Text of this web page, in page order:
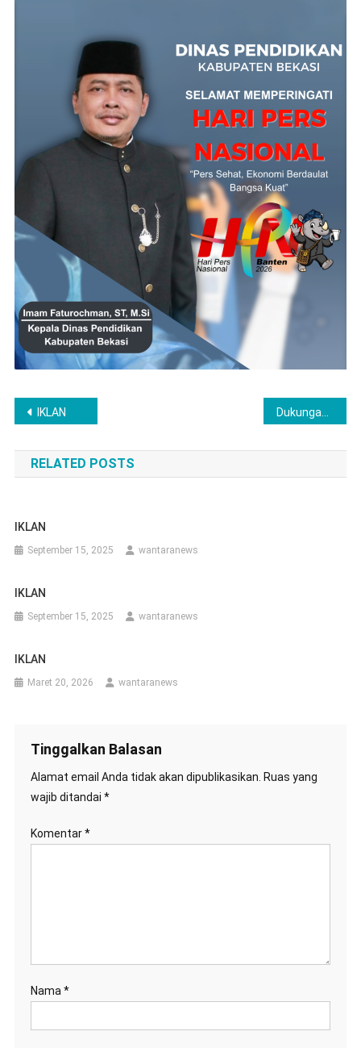
Navigasi
pos
IKLAN
RELATED POSTS
IKLAN
September 15, 2025 wantaranews
IKLAN
September 15, 2025 wantaranews
IKLAN
Maret 20, 2026 wantaranews
Tinggalkan Balasan
Alamat email Anda tidak akan dipublikasikan. Ruas yang
wajib ditandai *
Komentar*
Nama *